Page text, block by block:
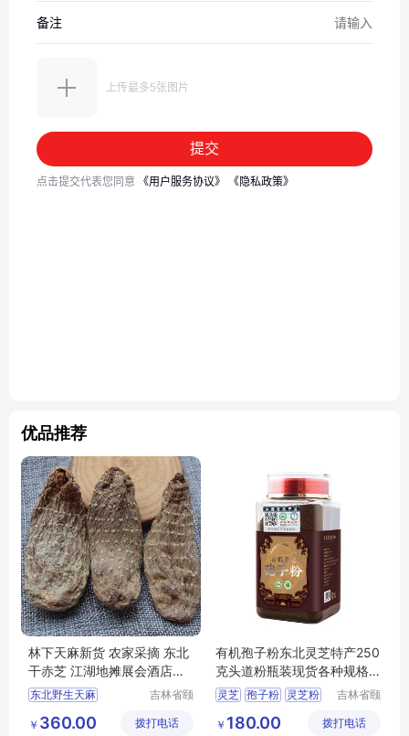
优品推荐
林下天麻新货 农家采摘 东北
干赤芝 江湖地摊展会酒店餐
饮食用
东北野生天麻
吉林省颐
有限公司
￥ 360.00 拨打电话
有机孢子粉东北灵芝特产250
克头道粉瓶装现货各种规格
新货批发
灵芝 孢子粉 灵芝粉
吉林省颐
有限公司
￥ 180.00 拨打电话